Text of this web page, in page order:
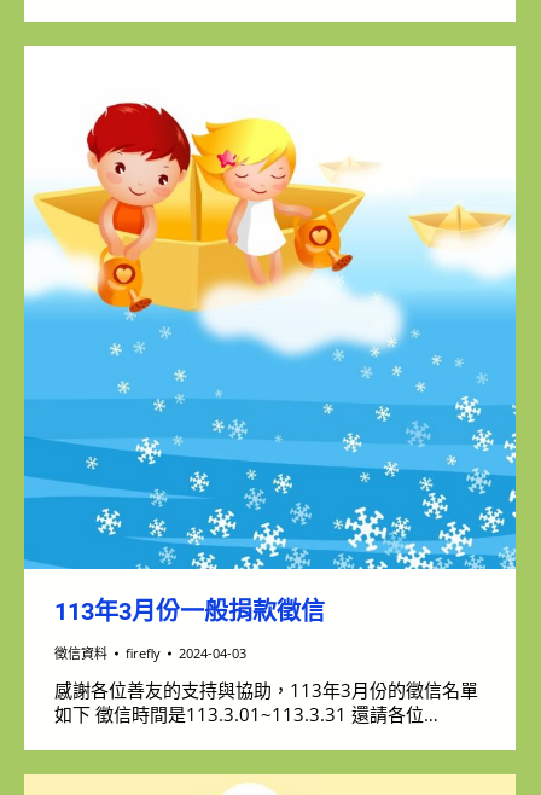
113年3月份一般捐款徵信
徵信資料 firefly 2024-04-03
感謝各位善友的支持與協助，113年3月份的徵信名單
如下 徵信時間是113.3.01~113.3.31 還請各位…